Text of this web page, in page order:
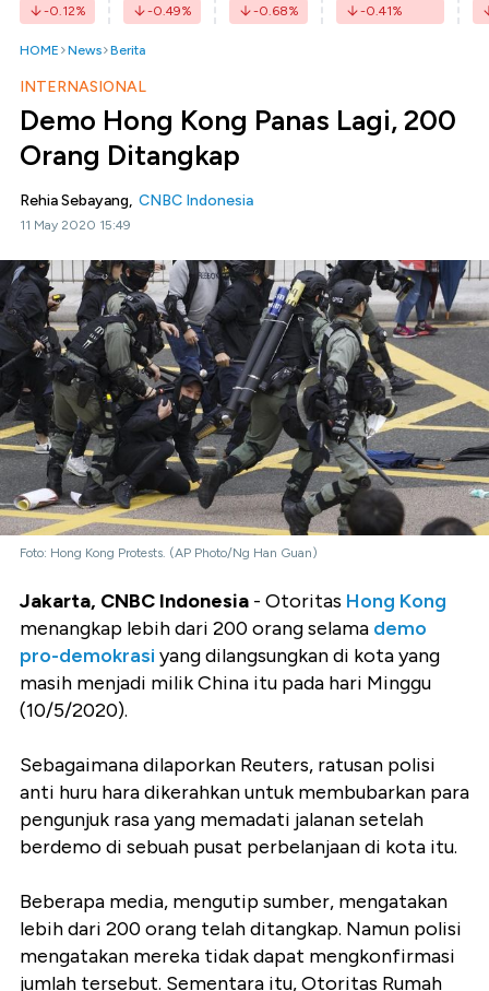
-0.12% -0.49% -0.68% -0.41%
HOME News Berita
INTERNASIONAL
Demo Hong Kong Panas Lagi, 200
Orang Ditangkap
Rehia Sebayang, CNBC Indonesia
11 May 2020 15:49
Foto: Hong Kong Protests. (AP Photo/Ng Han Guan)
Jakarta, CNBC Indonesia - Otoritas Hong Kong
menangkap lebih dari 200 orang selama demo
pro-demokrasi yang dilangsungkan di kota yang
masih menjadi milik China itu pada hari Minggu
(10/5/2020).
Sebagaimana dilaporkan Reuters, ratusan polisi
anti huru hara dikerahkan untuk membubarkan para
pengunjuk rasa yang memadati jalanan setelah
berdemo di sebuah pusat perbelanjaan di kota itu.
Beberapa media, mengutip sumber, mengatakan
lebih dari 200 orang telah ditangkap. Namun polisi
mengatakan mereka tidak dapat mengkonfirmasi
jumlah tersebut. Sementara itu, Otoritas Rumah